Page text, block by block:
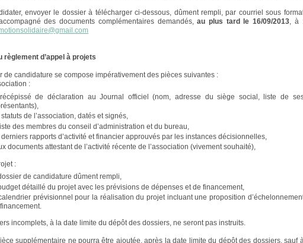
envoyer le dossier à télécharger ci-dessous, dûment rempli, par courriel sous
des documents complémentaires demandés,au plus tard le 16/09/2013, à
règlement d’appel à projets
de candidature se compose impérativement des pièces suivantes :
:
de déclaration au Journal officiel (nom, adresse du siège social, liste de
statuts de l’association, datés et signés,
des membres du conseil d’administration et du bureau,
derniers rapports d’activité et financier approuvés par les instances décisionnelles,
documents attestant de l’activité récente de l’association (vivement souhaité),
:
de candidature dûment rempli,
détaillé du projet avec les prévisions de dépenses et de financement,
prévisionnel pour la réalisation du projet incluant une proposition
incomplets, à la date limite du dépôt des dossiers, ne seront pas instruits.
supplémentaire ne pourra être ajoutée, après la date limite du dépôt des dossiers, sauf